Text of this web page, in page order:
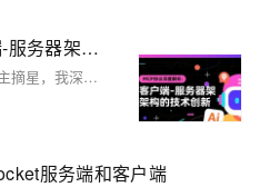
MCP协议深度解析：客户端-服务器架构的技术创新
作为一名长期关注AI技术发展的博主摘星，我深刻感受到了MCP（Model Context Protocol）协议在AI生态系统中的革命性意义。MCP协议作为Anthropic公司推出的开放标准，正在重新定义AI应用与外部系统的交互方式，其基于JSON-RPC 2.0的通信机制为构建可扩展、安全的AI应用提供了坚实的技术基础。在深入研究MCP协议规范的过程中，我发现这一协议不仅解决了传统AI应用在资源访问、工具调用和上下文管理方面的痛点，更通过其独特的三大核心概念——资源（Resources）、工具（Tools）、提示词（Prompts）——构建了一个完整的AI应用生态系统。MCP协议的客户端-
服务端和客户端